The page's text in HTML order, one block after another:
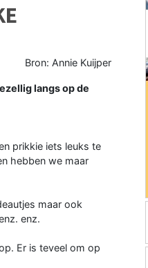
Bron: Annie Kuijper
langs op de
prikkie iets leuks te
hebben we maar
maar ook
enz.
Er is teveel om op